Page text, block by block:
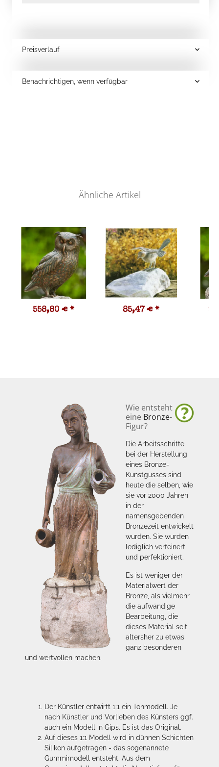
Preisverlauf
Benachrichtigen, wenn verfügbar
Ähnliche Artikel
558,80 € * 85,47 € *
Wie entsteht
eine Bronze-
Figur?
Die Arbeitsschritte
bei der Herstellung
eines Bronze-
Kunstgusses sind
heute die selben, wie
sie vor 2000 Jahren
in der
namensgebenden
Bronzezeit entwickelt
wurden. Sie wurden
lediglich verfeinert
und perfektioniert.
Es ist weniger der
Materialwert der
Bronze, als vielmehr
die aufwändige
Bearbeitung, die
dieses Material seit
altersher zu etwas
ganz besonderen
und wertvollen machen.
Der Künstler entwirft 1:1 ein Tonmodell. Je
nach Künstler und Vorlieben des Künsters ggf.
auch ein Modell in Gips. Es ist das Original.
Auf dieses 1:1 Modell wird in dünnen Schichten
Silikon aufgetragen - das sogenannete
Gummimodell entsteht. Aus dem